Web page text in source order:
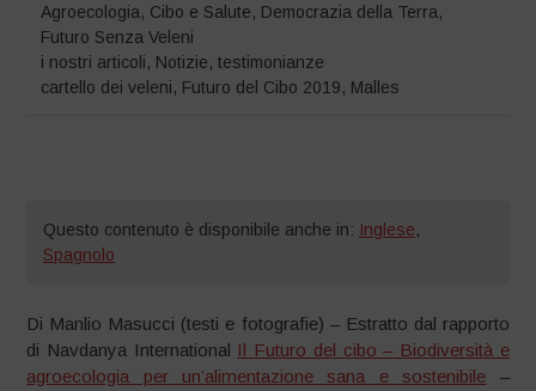
Agroecologia, Cibo e Salute, Democrazia della Terra,
Futuro Senza Veleni
i nostri articoli, Notizie,testimonianze
cartello dei veleni, Futuro del Cibo 2019, Malles
Questo contenuto è disponibile anche in: Inglese,
Spagnolo
Di Manlio Masucci (testi e fotografie) – Estratto dal rapporto
di Navdanya International Il Futuro del cibo – Biodiversità e
agroecologia per un’alimentazione sana e sostenibile –